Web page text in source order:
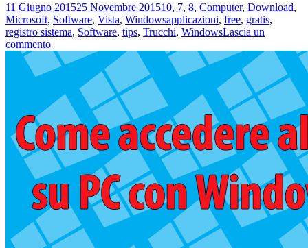
il
backup
delle
dei
programmi
di
Windows
con
CloneApp
Scritto
il
11 Giugno 201525 Novembre 2015Categorie
10, 7, 8, Computer, Download,
Microsoft, Software, Vista, WindowsTag
applicazioni, free, gratis,
registro sistema, Software, tips, Trucchi, WindowsLascia un
commentosu
Come
fare
backup
delle
Impostazioni
dei
programmi
di
Windows
CloneApp